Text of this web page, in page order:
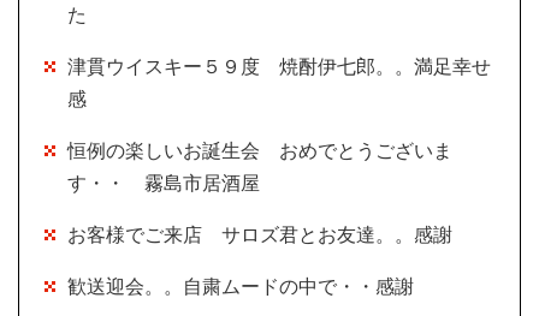
た
津貫ウイスキー５９度 焼酎伊七郎。。満足幸せ
感
恒例の楽しいお誕生会 おめでとうございま
す・・ 霧島市居酒屋
お客様でご来店 サロズ君とお友達。。感謝
歓送迎会。。自粛ムードの中で・・感謝